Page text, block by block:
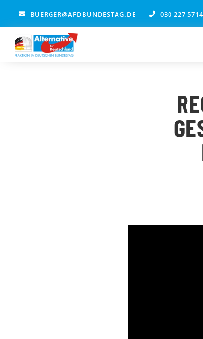
springen
BUERGER@AFDBUNDESTAG.DE 030 227